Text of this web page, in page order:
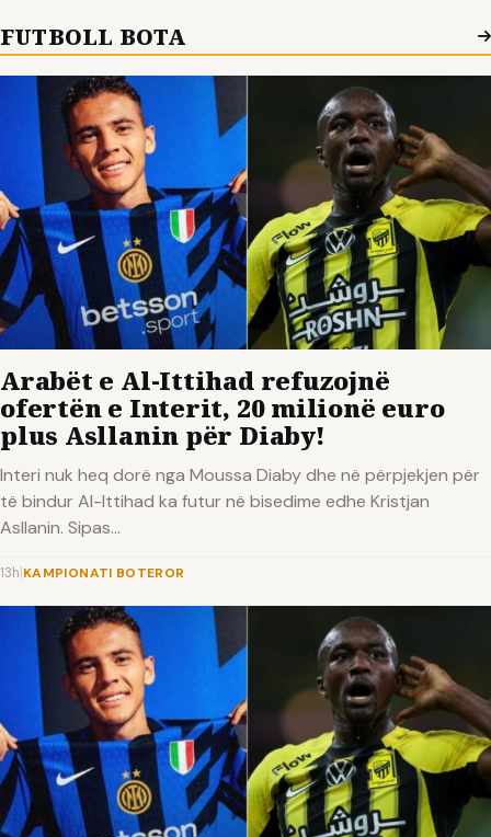
FUTBOLL BOTA
Arabët e Al-Ittihad refuzojnë
ofertën e Interit, 20 milionë euro
plus Asllanin për Diaby!
Interi nuk heq dorë nga Moussa Diaby dhe në përpjekjen për
të bindur Al-Ittihad ka futur në bisedime edhe Kristjan
Asllanin. Sipas…
13h KAMPIONATI BOTEROR